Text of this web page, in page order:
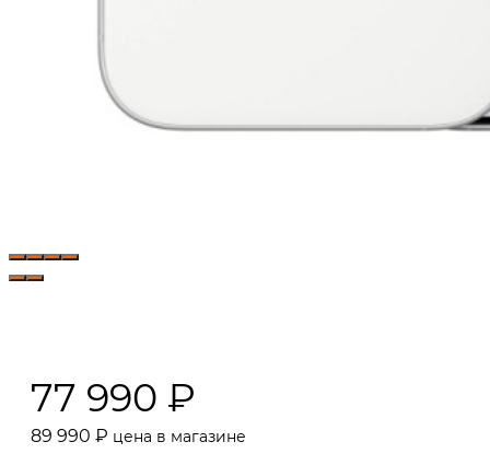
77 990 ₽
89 990 ₽ цена в магазине